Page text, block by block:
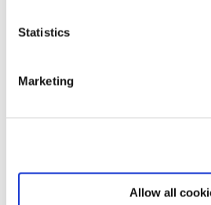
Statistics
Marketing
Allow all
Abonnieren Sie unseren
Bleiben Sie auf dem